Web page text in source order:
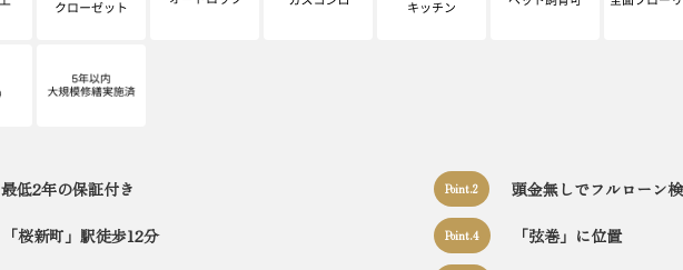
最低2年の保証付き Point.2 頭金無しでフルローン
「桜新町」駅徒歩12分 Point.4 「弦巻」に位置